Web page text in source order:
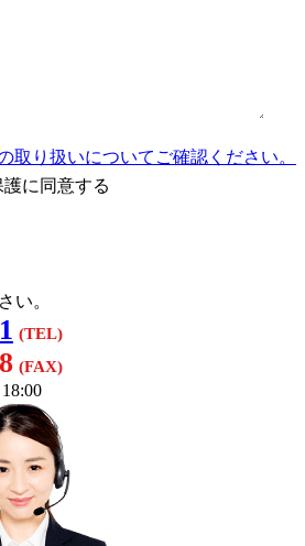
取り扱いについてご確認ください。
に同意する
い。
(TEL)
(FAX)